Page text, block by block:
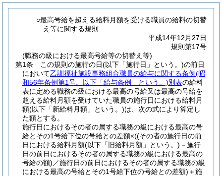
○最高号給を超える給料月額を受ける職員の給料の切替
え等に関する規則
平成14年12月27日
規則第17号
(職務の級における最高号給等の切替え等)
第1条
この規則の施行の日(以下「施行日」という。)の前日
において乙訓福祉施設事務組合職員の給与に関する条例(昭
和56年条例第1号。以下「給与条例」という。)別表の給料
表に定める職務の級における最高の号給又は最高の号給を
超える給料月額を受けていた職員の施行日における給料月
額(以下「新給料月額」という。)は、次の式により算定し
た額とする。
施行日におけるその者の属する職務の級における最高の号
給とその1号給下位の号給との差額×((その者の施行日の前
日における給料月額(以下「旧給料月額」という。) －施行
日の前日におけるその者の属する職務の級における最高の
号給の額) ／施行日の前日におけるその者の属する職務の級
における最高の号給とその1号給下位の号給との差額) ＋施